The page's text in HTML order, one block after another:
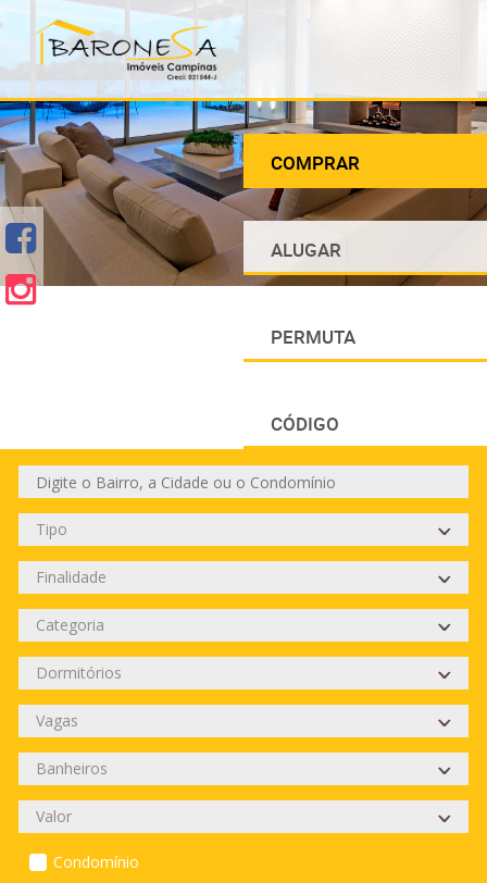
COMPRAR
ALUGAR
PERMUTA
CÓDIGO
Condomínio